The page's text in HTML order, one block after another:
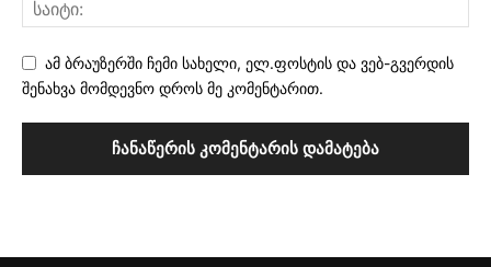
ამ ბრაუზერში ჩემი სახელი, ელ.ფოსტის და ვებ-გვერდის
შენახვა მომდევნო დროს მე კომენტარით.